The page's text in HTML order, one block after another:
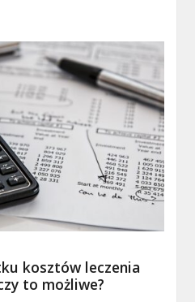
kosztów leczenia
to możliwe?